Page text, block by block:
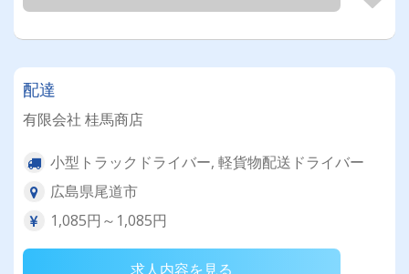
配達
有限会社 桂馬商店
小型トラックドライバー, 軽貨物配送ドライバー
広島県尾道市
1,085円～1,085円
求人内容を見る